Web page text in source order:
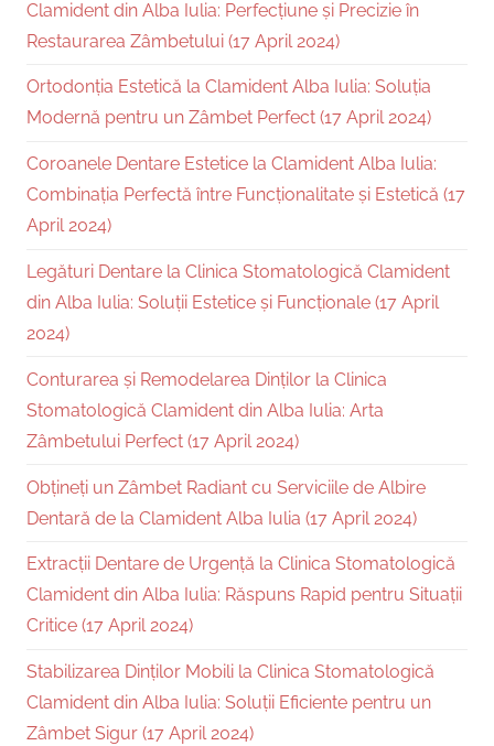
Clamident din Alba Iulia: Perfecțiune și Precizie în
Restaurarea Zâmbetului (17 April 2024)
Ortodonția Estetică la Clamident Alba Iulia: Soluția
Modernă pentru un Zâmbet Perfect (17 April 2024)
Coroanele Dentare Estetice la Clamident Alba Iulia:
Combinația Perfectă între Funcționalitate și Estetică (17
April 2024)
Legături Dentare la Clinica Stomatologică Clamident
din Alba Iulia: Soluții Estetice și Funcționale (17 April
2024)
Conturarea și Remodelarea Dinților la Clinica
Stomatologică Clamident din Alba Iulia: Arta
Zâmbetului Perfect (17 April 2024)
Obțineți un Zâmbet Radiant cu Serviciile de Albire
Dentară de la Clamident Alba Iulia (17 April 2024)
Extracții Dentare de Urgență la Clinica Stomatologică
Clamident din Alba Iulia: Răspuns Rapid pentru Situații
Critice (17 April 2024)
Stabilizarea Dinților Mobili la Clinica Stomatologică
Clamident din Alba Iulia: Soluții Eficiente pentru un
Zâmbet Sigur (17 April 2024)